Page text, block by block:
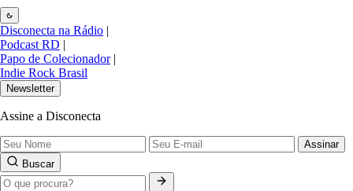
Disconecta na Rádio |
Podcast RD |
Papo de Colecionador |
Indie Rock Brasil
Newsletter
Assine a Disconecta
Assinar
Buscar